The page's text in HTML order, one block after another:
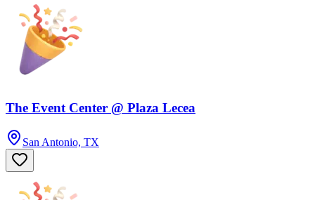
The Event Center @ Plaza Lecea
San Antonio, TX